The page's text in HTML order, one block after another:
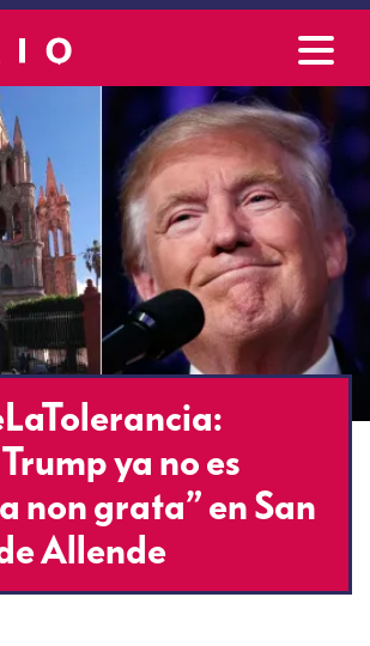
ya no es
non grata” en San
Allende